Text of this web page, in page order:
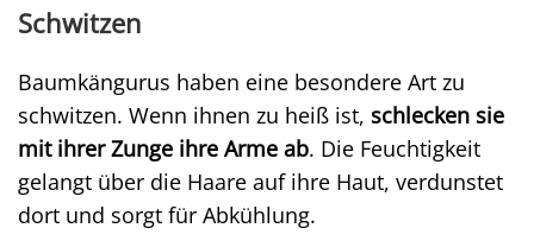
Schwitzen
Baumkängurus haben eine besondere Art zu
schwitzen. Wenn ihnen zu heiß ist, schlecken sie
mit ihrer Zunge ihre Arme ab. Die Feuchtigkeit
gelangt über die Haare auf ihre Haut, verdunstet
dort und sorgt für Abkühlung.